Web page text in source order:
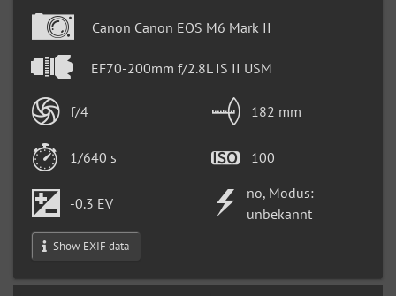
Canon Canon EOS M6 Mark II
EF70-200mm f/2.8L IS II USM
f/4 182 mm
1/640 s 100
-0.3 EV
no, Modus:
unbekannt
Show EXIF data